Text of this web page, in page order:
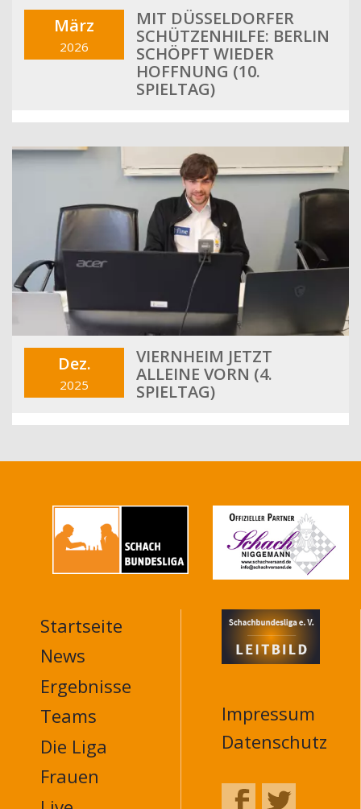
März
2026
MIT DÜSSELDORFER
SCHÜTZENHILFE: BERLIN
SCHÖPFT WIEDER
HOFFNUNG (10.
SPIELTAG)
Dez.
2025
VIERNHEIM JETZT
ALLEINE VORN (4.
SPIELTAG)
MAIN
NAVIGATION
FOOTER
Startseite
News
Ergebnisse
Teams
Die Liga
Frauen
Impressum
Datenschutz